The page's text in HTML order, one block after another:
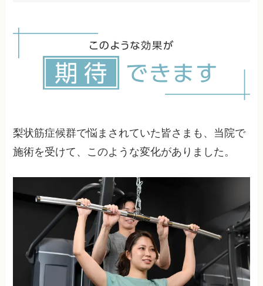
立ちます。特に股関節周囲の筋肉をバランスよく
鍛えることと、柔軟性を高めるストレッチが効果
的です。ただし、無理な運動や間違った方法は症
状を悪化させる可能性があるため、専門家の指導
を受けることをお勧めします。
梨状筋症候群で悩まされていた皆さまも、当院で
施術を受けて、このような変化がありました。